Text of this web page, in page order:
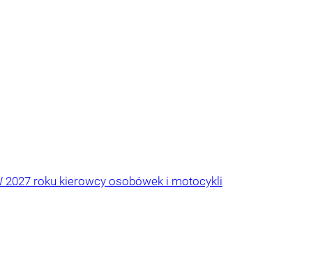
2027 roku kierowcy osobówek i motocykli